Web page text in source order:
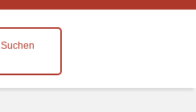
Suchen